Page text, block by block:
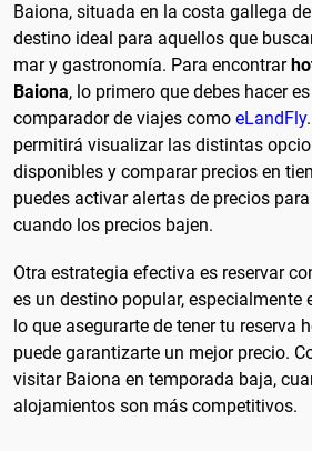
Baiona, situada en la costa gallega
destino ideal para aquellos que
mar y gastronomía. Para encontrar
Baiona, lo primero que debes hacer
comparador de viajes como eLandFly
permitirá visualizar las distintas
disponibles y comparar precios en
puedes activar alertas de precios
cuando los precios bajen.
Otra estrategia efectiva es reservar
es un destino popular, especialmente
lo que asegurarte de tener tu reserva
puede garantizarte un mejor precio.
visitar Baiona en temporada baja,
alojamientos son más competitivos.